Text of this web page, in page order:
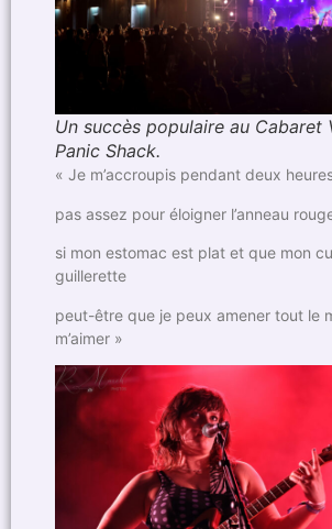
Un succès populaire au Cabaret
Panic Shack.
« Je m’accroupis pendant deux
pas assez pour éloigner l’anneau
si mon estomac est plat et que mon
guillerette
peut-être que je peux amener tout le
m’aimer »